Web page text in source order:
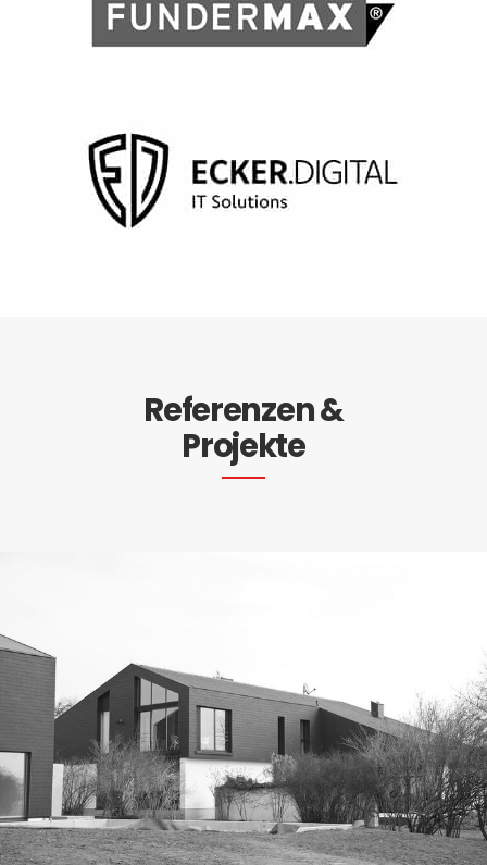
Referenzen &
Projekte